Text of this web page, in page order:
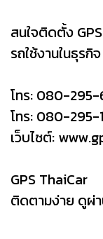
สนใจติดตั้ง
รถใช้งานในธุร
โทร: 080-
โทร: 080-
เว็บไซต์:
GPS ThaiCar
ติดตามง่าย ดูผ่